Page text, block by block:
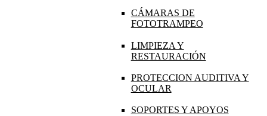
CÁMARAS DE
FOTOTRAMPEO
LIMPIEZA Y
RESTAURACIÓN
PROTECCION AUDITIVA Y
OCULAR
SOPORTES Y APOYOS